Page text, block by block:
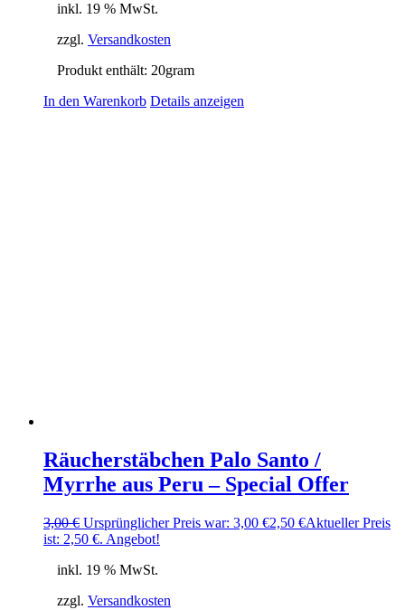
inkl. 19 % MwSt.
zzgl. Versandkosten
Produkt enthält: 20gram
In den Warenkorb Details anzeigen
Räucherstäbchen Palo Santo /
Myrrhe aus Peru – Special Offer
3,00€ Ursprünglicher Preis war: 3,00 €2,50 €Aktueller Preis
ist: 2,50 €. Angebot!
inkl. 19 % MwSt.
zzgl. Versandkosten